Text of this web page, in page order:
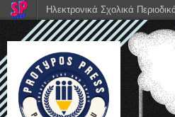
Ηλεκτρονικά Σχολικά